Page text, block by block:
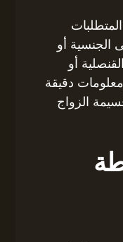
الجنسية أو
أو
دقيقة
الزواج